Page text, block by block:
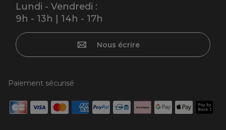
Lundi - Vendredi :
9h - 13h | 14h - 17h
Nous écrire
Paiement sécurisé